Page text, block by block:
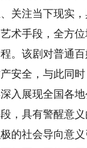
关注当下现实
术手段，全方
。该剧对普通
安全，与此同
入展现全国各
，具有警醒意
的社会导向意